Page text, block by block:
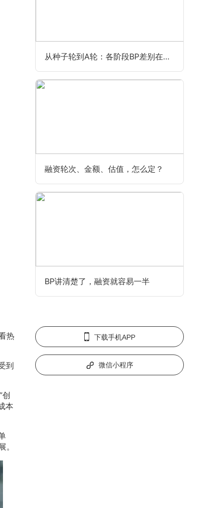
热
到
创
本
从种子轮到A轮：各阶段BP差别在哪？
融资轮次、金额、估值，怎么定？
BP讲清楚了，融资就容易一半
下载手机APP
微信小程序